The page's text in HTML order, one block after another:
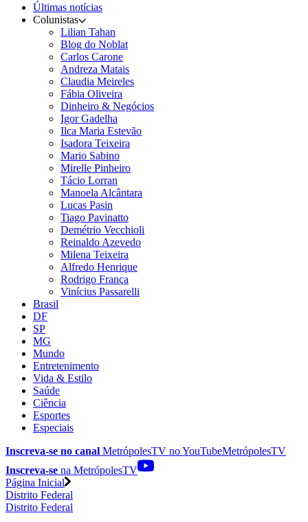
Últimas notícias
Colunistas
Lilian Tahan
Blog do Noblat
Carlos Carone
Andreza Matais
Claudia Meireles
Fábia Oliveira
Dinheiro & Negócios
Igor Gadelha
Ilca Maria Estevão
Isadora Teixeira
Mario Sabino
Mirelle Pinheiro
Tácio Lorran
Manoela Alcântara
Lucas Pasin
Tiago Pavinatto
Demétrio Vecchioli
Reinaldo Azevedo
Milena Teixeira
Alfredo Henrique
Rodrigo França
Vinícius Passarelli
Brasil
DF
SP
MG
Mundo
Entretenimento
Vida & Estilo
Saúde
Ciência
Esportes
Especiais
Inscreva-se no canal MetrópolesTV noYouTubeMetrópolesTV
Inscreva-se na MetrópolesTV
Página Inicial
Distrito Federal
Distrito Federal